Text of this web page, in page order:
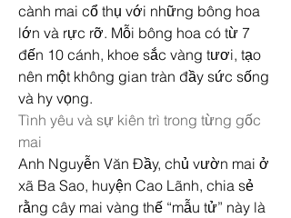
cành mai cổ thụ với những bông hoa
lớn và rực rỡ. Mỗi bông hoa có từ 7
đến 10 cánh, khoe sắc vàng tươi, tạo
nên một không gian tràn đầy sức sống
và hy vọng.
Tình yêu và sự kiên trì trong từng gốc
mai
Anh Nguyễn Văn Đầy, chủ vườn mai ở
xã Ba Sao, huyện Cao Lãnh, chia sẻ
rằng cây mai vàng thế “mẫu tử” này là